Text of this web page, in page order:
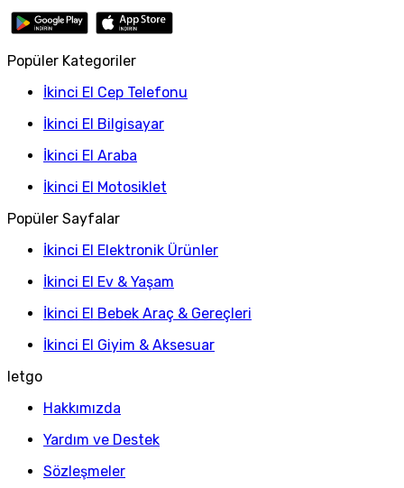
Popüler Kategoriler
İkinci El Cep Telefonu
İkinci El Bilgisayar
İkinci El Araba
İkinci El Motosiklet
Popüler Sayfalar
İkinci El Elektronik Ürünler
İkinci El Ev & Yaşam
İkinci El Bebek Araç & Gereçleri
İkinci El Giyim & Aksesuar
letgo
Hakkımızda
Yardım ve Destek
Sözleşmeler